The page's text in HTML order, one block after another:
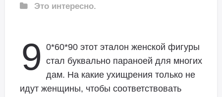
Это интересно.
9 0*60*90 этот эталон женской фигуры
стал буквально параноей для многих
дам. На какие ухищрения только не
идут женщины, чтобы соответствовать